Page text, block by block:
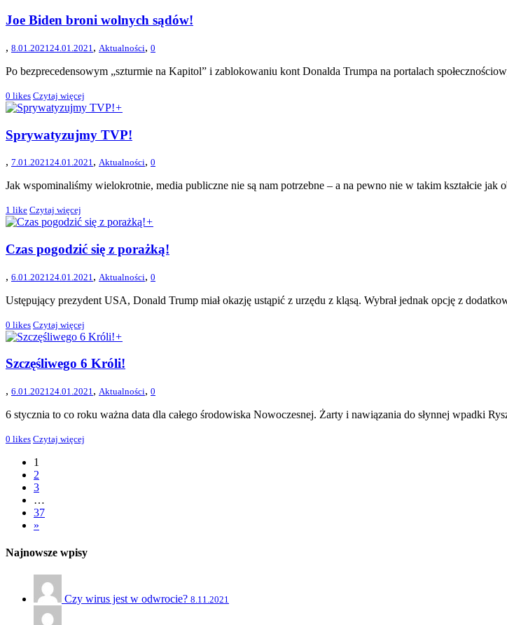
Joe Biden broni wolnych sądów!
, 8.01.2021 24.01.2021 , Aktualności, 0
Po bezprecedensowym „szturmie na Kapitol” i zablokowaniu kont Donalda Trumpa na portalach
0 likes Czytaj więcej
+
Sprywatyzujmy TVP!
, 7.01.202124.01.2021, Aktualności, 0
Jak wspominaliśmy wielokrotnie, media publiczne nie są nam potrzebne – a na pewno nie w takim kształcie jak
1 like Czytaj więcej
+
Czas pogodzić się z porażką!
, 6.01.2021 24.01.2021 , Aktualności, 0
Ustępujący prezydent USA, Donald Trump miał okazję ustąpić z urzędu z kląsą. Wybrał jednak opcję z
0 likes Czytaj więcej
+
Szczęśliwego 6 Króli!
, 6.01.202124.01.2021, Aktualności, 0
6 stycznia to co roku ważna data dla całego środowiska Nowoczesnej. Żarty i nawiązania do słynnej wpadki
0 likes Czytaj więcej
1
2
3
…
37
»
Najnowsze wpisy
Czy wirus jest w odwrocie? 8.11.2021